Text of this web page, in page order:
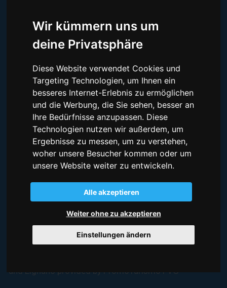
Wir kümmern uns um
deine Privatsphäre
Diese Website verwendet Cookies und
Targeting Technologien, um Ihnen ein
besseres Internet-Erlebnis zu ermöglichen
und die Werbung, die Sie sehen, besser an
Ihre Bedürfnisse anzupassen. Diese
Technologien nutzen wir außerdem, um
Ergebnisse zu messen, um zu verstehen,
woher unsere Besucher kommen oder um
unsere Website weiter zu entwickeln.
Alle akzeptieren
Weiter ohne zu akzeptieren
Einstellungen ändern
I have read and understood the
Datenschutzerklärung
gelesennd stimme der Verwendung der angegebenen
personenbezogenen Daten zu.
and Lignano provided by PromoTurismo FVG